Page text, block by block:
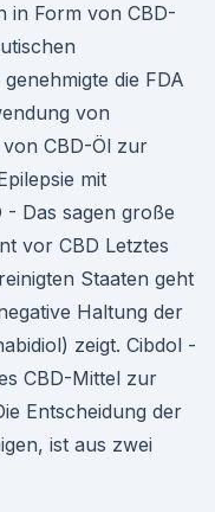
in Form von CBD-
die FDA
von
CBD-Öl zur
mit
- Das sagen große
vor CBD Letztes
Staaten geht
Haltung der
zeigt. Cibdol -
CBD-Mittel zur
Entscheidung der
ist aus zwei